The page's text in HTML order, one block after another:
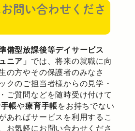
問い合わせくださ
備型放課後等デイサービス
ニア」 では、将来の就職に向
の方やその保護者のみなさ
クのご担当者様からの見学・
ご質問などを随時受け付けて
帳や療育手帳をお持ちでない
あればサービスを利用するこ
お気軽にお問い合わせくださ